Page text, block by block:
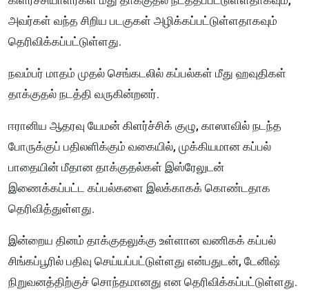
அவர்கள் வந்த சிறிய படகுகள் அழிக்கப்பட்டுள்ளதாகவும்
தெரிவிக்கப்பட்டுள்ளது.
நவம்பர் மாதம் முதல் செங்கடலில் கப்பல்கள் மீது ஹவுதிகள்
தாக்குதல் நடத்தி வருகின்றனர்.
ஈரானிய ஆதரவு யேமன் கிளர்ச்சிக் குழு, காஸாவில் நடந்த
போருக்குப் பதிலளிக்கும் வகையில், முக்கியமான கப்பல்
பாதையின் மீதான தாக்குதல்கள் இஸ்ரேலுடன்
இணைக்கப்பட்ட கப்பல்களை இலக்காகக் கொண்டதாக
தெரிவித்துள்ளது.
இன்றைய தினம் தாக்குதலுக்கு உள்ளான வணிகக் கப்பல்
சிங்கப்பூரில் பதிவு செய்யப்பட்டுள்ளது என்பதுடன், டேனிஷ்
நிறுவனத்திற்குச் சொந்தமானது என தெரிவிக்கப்பட்டுள்ளது.